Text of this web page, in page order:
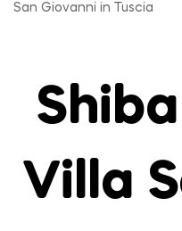
San Giovanni in Tuscia
Villa